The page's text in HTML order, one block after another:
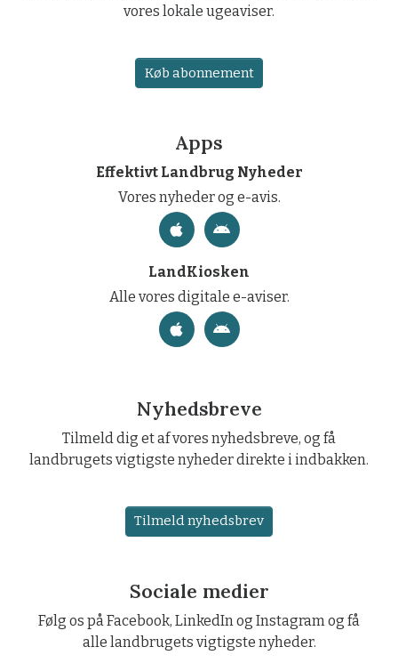
vores lokale ugeaviser.
Køb abonnement
Apps
Effektivt Landbrug Nyheder
Vores nyheder og e-avis.
LandKiosken
Alle vores digitale e-aviser.
Nyhedsbreve
Tilmeld dig et af vores nyhedsbreve, og få
landbrugets vigtigste nyheder direkte i indbakken.
Tilmeld nyhedsbrev
Sociale medier
Følg os på Facebook, LinkedIn og Instagram og få
alle landbrugets vigtigste nyheder.